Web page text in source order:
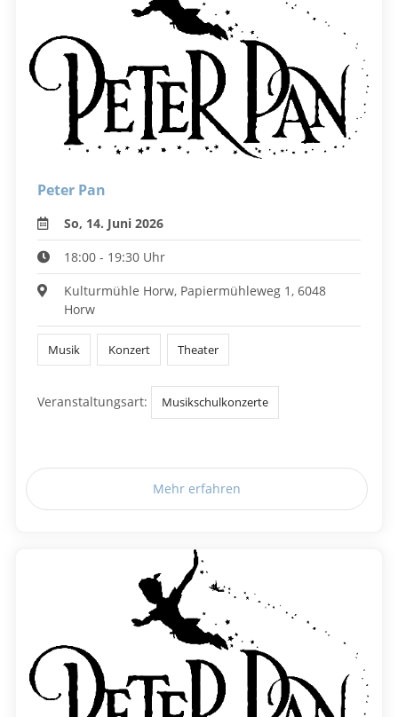
Peter Pan
So, 14. Juni 2026
18:00 - 19:30 Uhr
Kulturmühle Horw, Papiermühleweg 1, 6048
Horw
Musik Konzert Theater
Veranstaltungsart: Musikschulkonzerte
Mehr erfahren